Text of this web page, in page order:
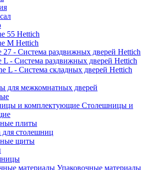
55 Hettich
M Hettich
27 - Система раздвижных дверей Hettich
L - Система раздвижных дверей Hettich
L - Система складных дверей Hettich
для межкомнатных дверей
Столешницы и
плиты
столешниц
щиты
Упаковочные материалы